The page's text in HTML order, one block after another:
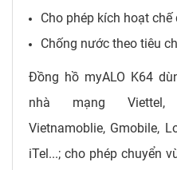
Cho phép kích hoạt
Chống nước theo tiêu
Đồng hồ myALO K64
nhà mạng Viettel,
Vietnamoblie, Gmobile,
iTel...; cho phép chuyển